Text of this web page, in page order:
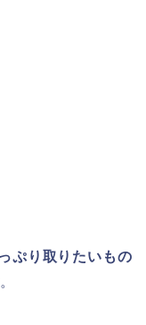
ぷり取りたいもの